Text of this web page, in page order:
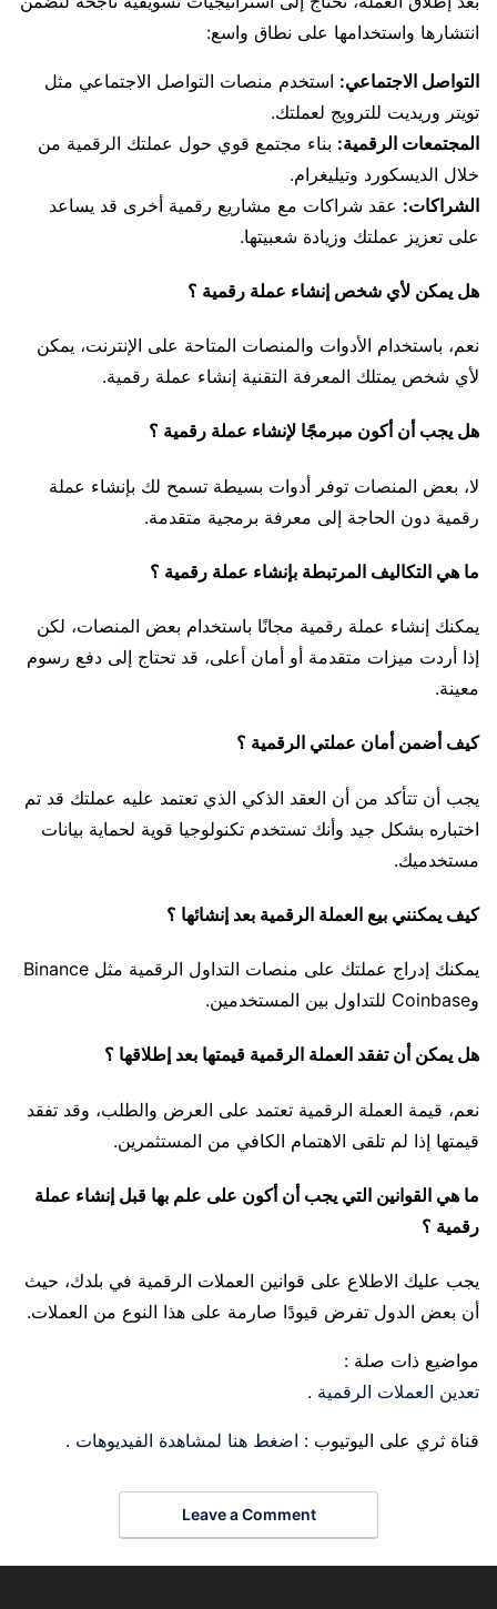
انتشارها واستخدامها على نطاق واسع:
التواصل الاجتماعي: استخدم منصات التواصل الاجتماعي مثل
تويتر وريديت للترويج لعملتك.
المجتمعات الرقمية: بناء مجتمع قوي حول عملتك الرقمية من
خلال الديسكورد وتيليغرام.
الشراكات: عقد شراكات مع مشاريع رقمية أخرى قد يساعد
على تعزيز عملتك وزيادة شعبيتها.
هل يمكن لأي شخص إنشاء عملة رقمية ؟
نعم، باستخدام الأدوات والمنصات المتاحة على الإنترنت، يمكن
لأي شخص يمتلك المعرفة التقنية إنشاء عملة رقمية.
هل يجب أن أكون مبرمجًا لإنشاء عملة رقمية ؟
لا، بعض المنصات توفر أدوات بسيطة تسمح لك بإنشاء عملة
رقمية دون الحاجة إلى معرفة برمجية متقدمة.
ما هي التكاليف المرتبطة بإنشاء عملة رقمية ؟
يمكنك إنشاء عملة رقمية مجانًا باستخدام بعض المنصات، لكن
إذا أردت ميزات متقدمة أو أمان أعلى، قد تحتاج إلى دفع رسوم
معينة.
كيف أضمن أمان عملتي الرقمية ؟
يجب أن تتأكد من أن العقد الذكي الذي تعتمد عليه عملتك قد تم
اختباره بشكل جيد وأنك تستخدم تكنولوجيا قوية لحماية بيانات
مستخدميك.
كيف يمكنني بيع العملة الرقمية بعد إنشائها ؟
يمكنك إدراج عملتك على منصات التداول الرقمية مثل Binance
وCoinbase للتداول بين المستخدمين.
هل يمكن أن تفقد العملة الرقمية قيمتها بعد إطلاقها ؟
نعم، قيمة العملة الرقمية تعتمد على العرض والطلب، وقد تفقد
قيمتها إذا لم تلقى الاهتمام الكافي من المستثمرين.
ما هي القوانين التي يجب أن أكون على علم بها قبل إنشاء عملة
رقمية ؟
يجب عليك الاطلاع على قوانين العملات الرقمية في بلدك، حيث
أن بعض الدول تفرض قيودًا صارمة على هذا النوع من العملات.
مواضيع ذات صلة :
تعدين العملات الرقمية .
قناة ثري على اليوتيوب : اضغط هنا لمشاهدة الفيديوهات .
Leave a Comment